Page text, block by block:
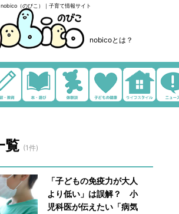
nobico（のびこ）｜子育て情報サイト
nobicoとは？
覧 (1件)
「子どもの免疫力が大人
より低い」は誤解？ 小
児科医が伝えたい「病気